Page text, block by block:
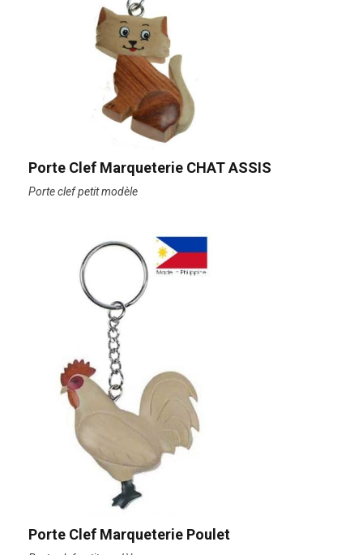
Porte Clef Marqueterie CHAT ASSIS
Porte clef petit modèle
Porte Clef Marqueterie Poulet